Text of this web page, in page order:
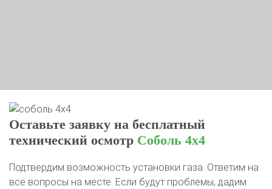
Оставьте заявку на бесплатный
технический осмотр Соболь 4х4
Подтвердим возможность установки газа. Ответим на
все вопросы на месте. Если будут проблемы, дадим